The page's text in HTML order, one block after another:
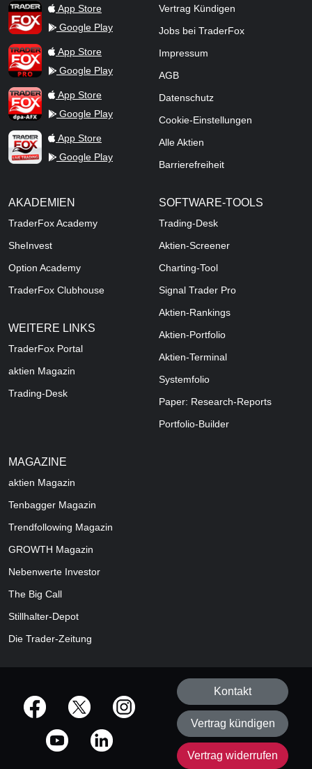
TraderFox AppApp Store
Google Play
TraderFox ProApp Store
Google Play
TraderFox dpa-AFX ProFeed
App Store
Google Play
TraderFox Live Trading
App Store
Google Play
Vertrag Kündigen
Jobs bei TraderFox
Impressum
AGB
Datenschutz
Cookie-Einstellungen
Alle Aktien
Barrierefreiheit
AKADEMIEN
TraderFox Academy
SheInvest
Option Academy
TraderFox Clubhouse
WEITERE LINKS
TraderFox Portal
aktien Magazin
Trading-Desk
SOFTWARE-TOOLS
Trading-Desk
Aktien-Screener
Charting-Tool
Signal Trader Pro
Aktien-Rankings
Aktien-Portfolio
Aktien-Terminal
Systemfolio
Paper: Research-Reports
Portfolio-Builder
MAGAZINE
aktien Magazin
Tenbagger Magazin
Trendfollowing Magazin
GROWTH Magazin
Nebenwerte Investor
The Big Call
Stillhalter-Depot
Die Trader-Zeitung
offizielle Social Media-Accounts
Kontakt
Vertrag kündigen
Vertrag widerrufen